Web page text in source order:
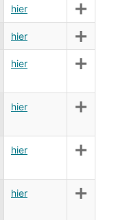
hier
hier
hier
hier
hier
hier